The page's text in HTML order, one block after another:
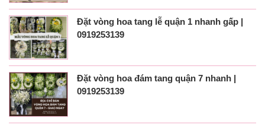
Đặt vòng hoa tang lễ quận 1 nhanh gấp |
0919253139
Đặt vòng hoa đám tang quận 7 nhanh |
0919253139